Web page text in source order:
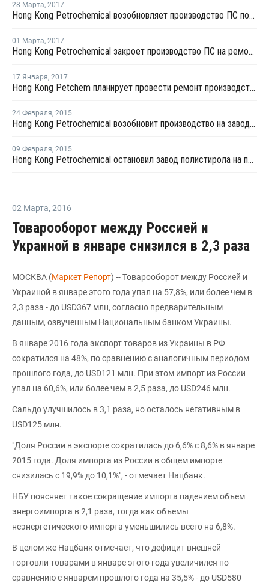
28 Марта, 2017
Hong Kong Petrochemical возобновляет производство ПС после ремонта
01 Марта, 2017
Hong Kong Petrochemical закроет производство ПС на ремонт в середине марта
17 Января, 2017
Hong Kong Petchem планирует провести ремонт производства ПС в марте
24 Февраля, 2015
Hong Kong Petrochemical возобновит производство на заводе полистирола в начале марта
09 Февраля, 2015
Hong Kong Petrochemical остановил завод полистирола на профилактику
02 Марта, 2016
Товарооборот между Россией и
Украиной в январе снизился в 2,3 раза
МОСКВА (Маркет Репорт) -- Товарооборот между Россией и
Украиной в январе этого года упал на 57,8%, или более чем в
2,3 раза - до USD367 млн, согласно предварительным
данным, озвученным Национальным банком Украины.
В январе 2016 года экспорт товаров из Украины в РФ
сократился на 48%, по сравнению с аналогичным периодом
прошлого года, до USD121 млн. При этом импорт из России
упал на 60,6%, или более чем в 2,5 раза, до USD246 млн.
Cальдо улучшилось в 3,1 раза, но осталось негативным в
USD125 млн.
"Доля России в экспорте сократилась до 6,6% с 8,6% в январе
2015 года. Доля импорта из России в общем импорте
снизилась с 19,9% до 10,1%", - отмечает Нацбанк.
НБУ поясняет такое сокращение импорта падением объем
энергоимпорта в 2,1 раза, тогда как объемы
неэнергетического импорта уменьшились всего на 6,8%.
В целом же Нацбанк отмечает, что дефицит внешней
торговли товарами в январе этого года увеличился по
сравнению с январем прошлого года на 35,5% - до USD580